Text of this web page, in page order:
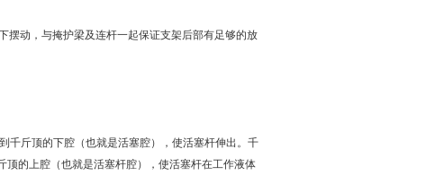
摆动，与掩护梁及连杆一起保证支架后部有足够的放
斤顶的下腔（也就是活塞腔），使活塞杆伸出。千
的上腔（也就是活塞杆腔），使活塞杆在工作液体